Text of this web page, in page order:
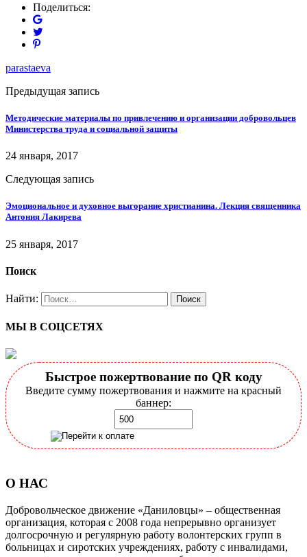
Поделиться:
parastaeva
Предыдущая запись
Методические материалы по привлечению и организации добровольцев
Министерства труда и социальной защиты
24 января, 2017
Следующая запись
Эмоциональное и духовное выгорание христианина. Лекция священника
Антония Лакирева
25 января, 2017
Поиск
Найти:
МЫ В СОЦСЕТЯХ
Быстрое пожертвование по QR коду
Введите сумму пожертвования и нажмите на красный
баннер:
О НАС
Добровольческое движение «Даниловцы» – общественная
организация, которая с 2008 года непрерывно организует
долгосрочную и регулярную работу волонтерских групп в
больницах и сиротских учреждениях, работу с инвалидами,